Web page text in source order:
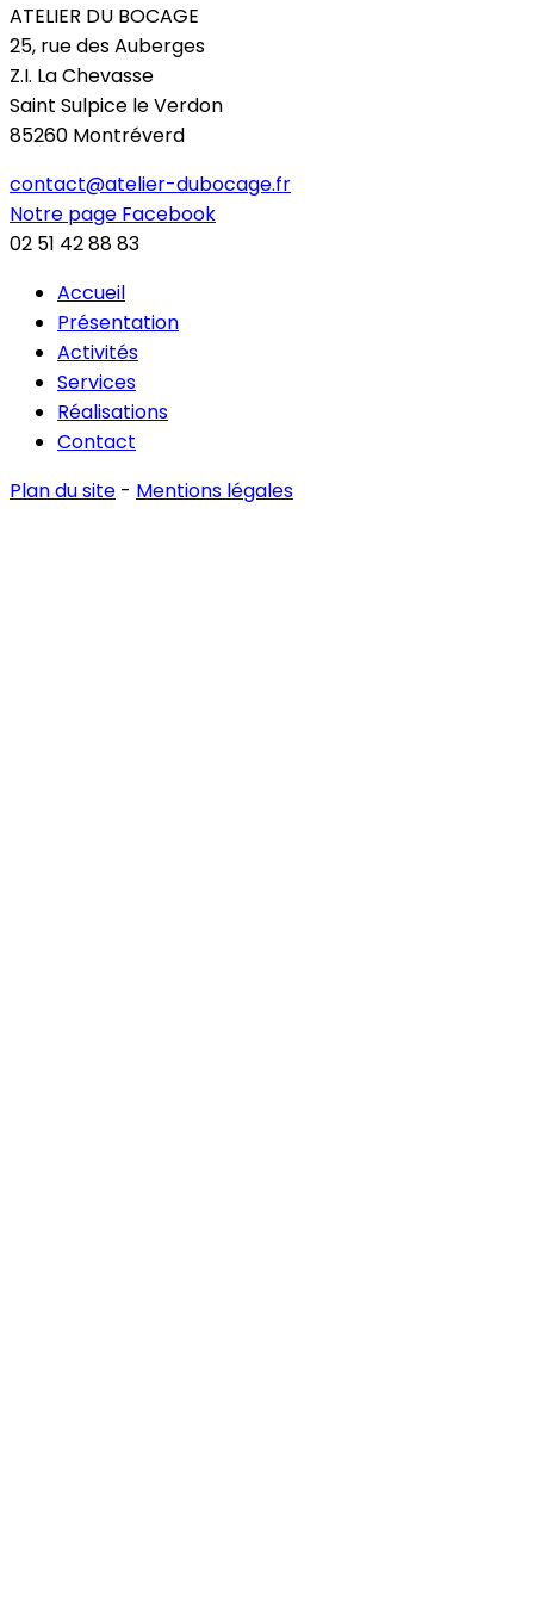
ATELIER DU BOCAGE
25, rue des Auberges
Z.I. La Chevasse
Saint Sulpice le Verdon
85260 Montréverd
contact@atelier-dubocage.fr
Notre page Facebook
02 51 42 88 83
Accueil
Présentation
Activités
Services
Réalisations
Contact
Plan du site - Mentions légales